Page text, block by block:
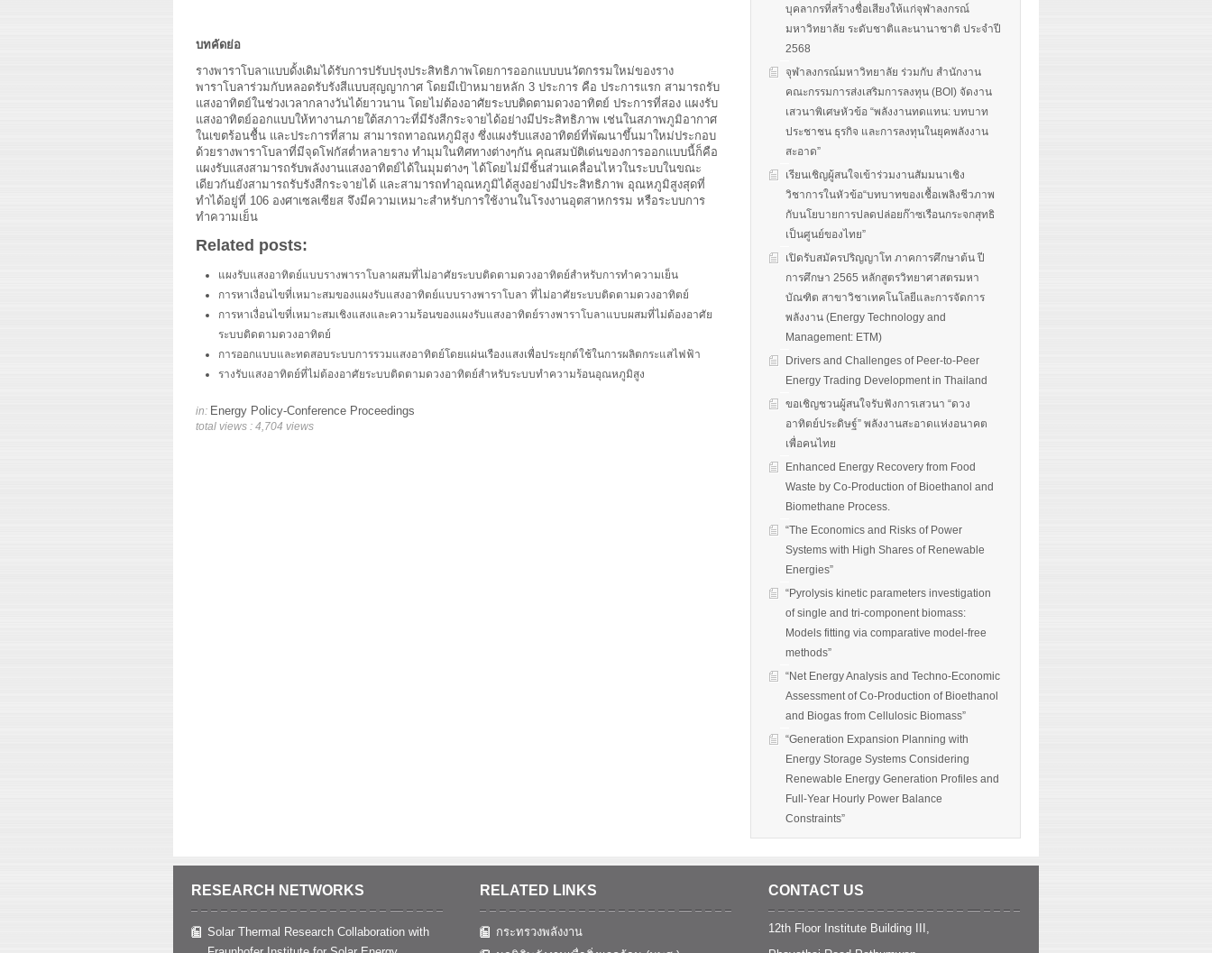
บทคัดย่อ
รางพาราโบลาแบบดั้งเดิมได้รับการปรับปรุงประสิทธิภาพโดยการออกแบบบนวัตกรรมใหม่ของราง
พาราโบลาร่วมกับหลอดรับรังสีแบบสุญญากาศ โดยมีเป้าหมายหลัก 3 ประการ คือ ประการแรก สามารถรับ
แสงอาทิตย์ในช่วงเวลากลางวันได้ยาวนาน โดยไม่ต้องอาศัยระบบติดตามดวงอาทิตย์ ประการที่สอง แผงรับ
แสงอาทิตย์ออกแบบให้ทางานภายใต้สภาวะที่มีรังสีกระจายได้อย่างมีประสิทธิภาพ เช่นในสภาพภูมิอากาศ
ในเขตร้อนชื้น และประการที่สาม สามารถทาอณหภูมิสูง ซึ่งแผงรับแสงอาทิตย์ที่พัฒนาขึ้นมาใหม่ประกอบ
ด้วยรางพาราโบลาที่มีจุดโฟกัสต่ำหลายราง ทำมุมในทิศทางต่างๆกัน คุณสมบัติเด่นของการออกแบบนี้ก็คือ
แผงรับแสงสามารถรับพลังงานแสงอาทิตย์ได้ในมุมต่างๆ ได้โดยไม่มีชิ้นส่วนเคลื่อนไหวในระบบในขณะ
เดียวกันยังสามารถรับรังสีกระจายได้ และสามารถทำอุณหภูมิได้สูงอย่างมีประสิทธิภาพ อุณหภูมิสูงสุดที่
ทำได้อยู่ที่ 106 องศาเซลเซียส จึงมีความเหมาะสำหรับการใช้งานในโรงงานอุตสาหกรรม หรือระบบการ
ทำความเย็น
Related posts:
แผงรับแสงอาทิตย์แบบรางพาราโบลาผสมที่ไม่อาศัยระบบติดตามดวงอาทิตย์สำหรับการทำความเย็น
การหาเงื่อนไขที่เหมาะสมของแผงรับแสงอาทิตย์แบบรางพาราโบลา ที่ไม่อาศัยระบบติดตามดวงอาทิตย์
การหาเงื่อนไขที่เหมาะสมเชิงแสงและความร้อนของแผงรับแสงอาทิตย์รางพาราโบลาแบบผสมที่ไม่ต้องอาศัย
ระบบติดตามดวงอาทิตย์
การออกแบบและทดสอบระบบการรวมแสงอาทิตย์โดยแผ่นเรืองแสงเพื่อประยุกต์ใช้ในการผลิตกระแสไฟฟ้า
รางรับแสงอาทิตย์ที่ไม่ต้องอาศัยระบบติดตามดวงอาทิตย์สำหรับระบบทำความร้อนอุณหภูมิสูง
in: Energy Policy-Conference Proceedings
total views : 4,704 views
บุคลากรที่สร้างชื่อเสียงให้แก่จุฬาลงกรณ์
มหาวิทยาลัย ระดับชาติและนานาชาติ ประจำปี
2568
จุฬาลงกรณ์มหาวิทยาลัย ร่วมกับ สำนักงาน
คณะกรรมการส่งเสริมการลงทุน (BOI) จัดงาน
เสวนาพิเศษหัวข้อ “พลังงานทดแทน: บทบาท
ประชาชน ธุรกิจ และการลงทุนในยุคพลังงาน
สะอาด”
เรียนเชิญผู้สนใจเข้าร่วมงานสัมมนาเชิง
วิชาการในหัวข้อ“บทบาทของเชื้อเพลิงชีวภาพ
กับนโยบายการปลดปล่อยก๊าซเรือนกระจกสุทธิ
เป็นศูนย์ของไทย”
เปิดรับสมัครปริญญาโท ภาคการศึกษาต้น ปี
การศึกษา 2565 หลักสูตรวิทยาศาสตรมหา
บัณฑิต สาขาวิชาเทคโนโลยีและการจัดการ
พลังงาน (Energy Technology and
Management: ETM)
Drivers and Challenges of Peer-to-Peer
Energy Trading Development in Thailand
ขอเชิญชวนผู้สนใจรับฟังการเสวนา “ดวง
อาทิตย์ประดิษฐ์” พลังงานสะอาดแห่งอนาคต
เพื่อคนไทย
Enhanced Energy Recovery from Food
Waste by Co-Production of Bioethanol and
Biomethane Process.
“The Economics and Risks of Power
Systems with High Shares of Renewable
Energies”
“Pyrolysis kinetic parameters investigation
of single and tri-component biomass:
Models fitting via comparative model-free
methods”
“Net Energy Analysis and Techno-Economic
Assessment of Co-Production of Bioethanol
and Biogas from Cellulosic Biomass”
“Generation Expansion Planning with
Energy Storage Systems Considering
Renewable Energy Generation Profiles and
Full-Year Hourly Power Balance
Constraints”
RESEARCH NETWORKS
Solar Thermal Research Collaboration with
RELATED LINKS
กระทรวงพลังงาน
CONTACT US
12th Floor Institute Building III,